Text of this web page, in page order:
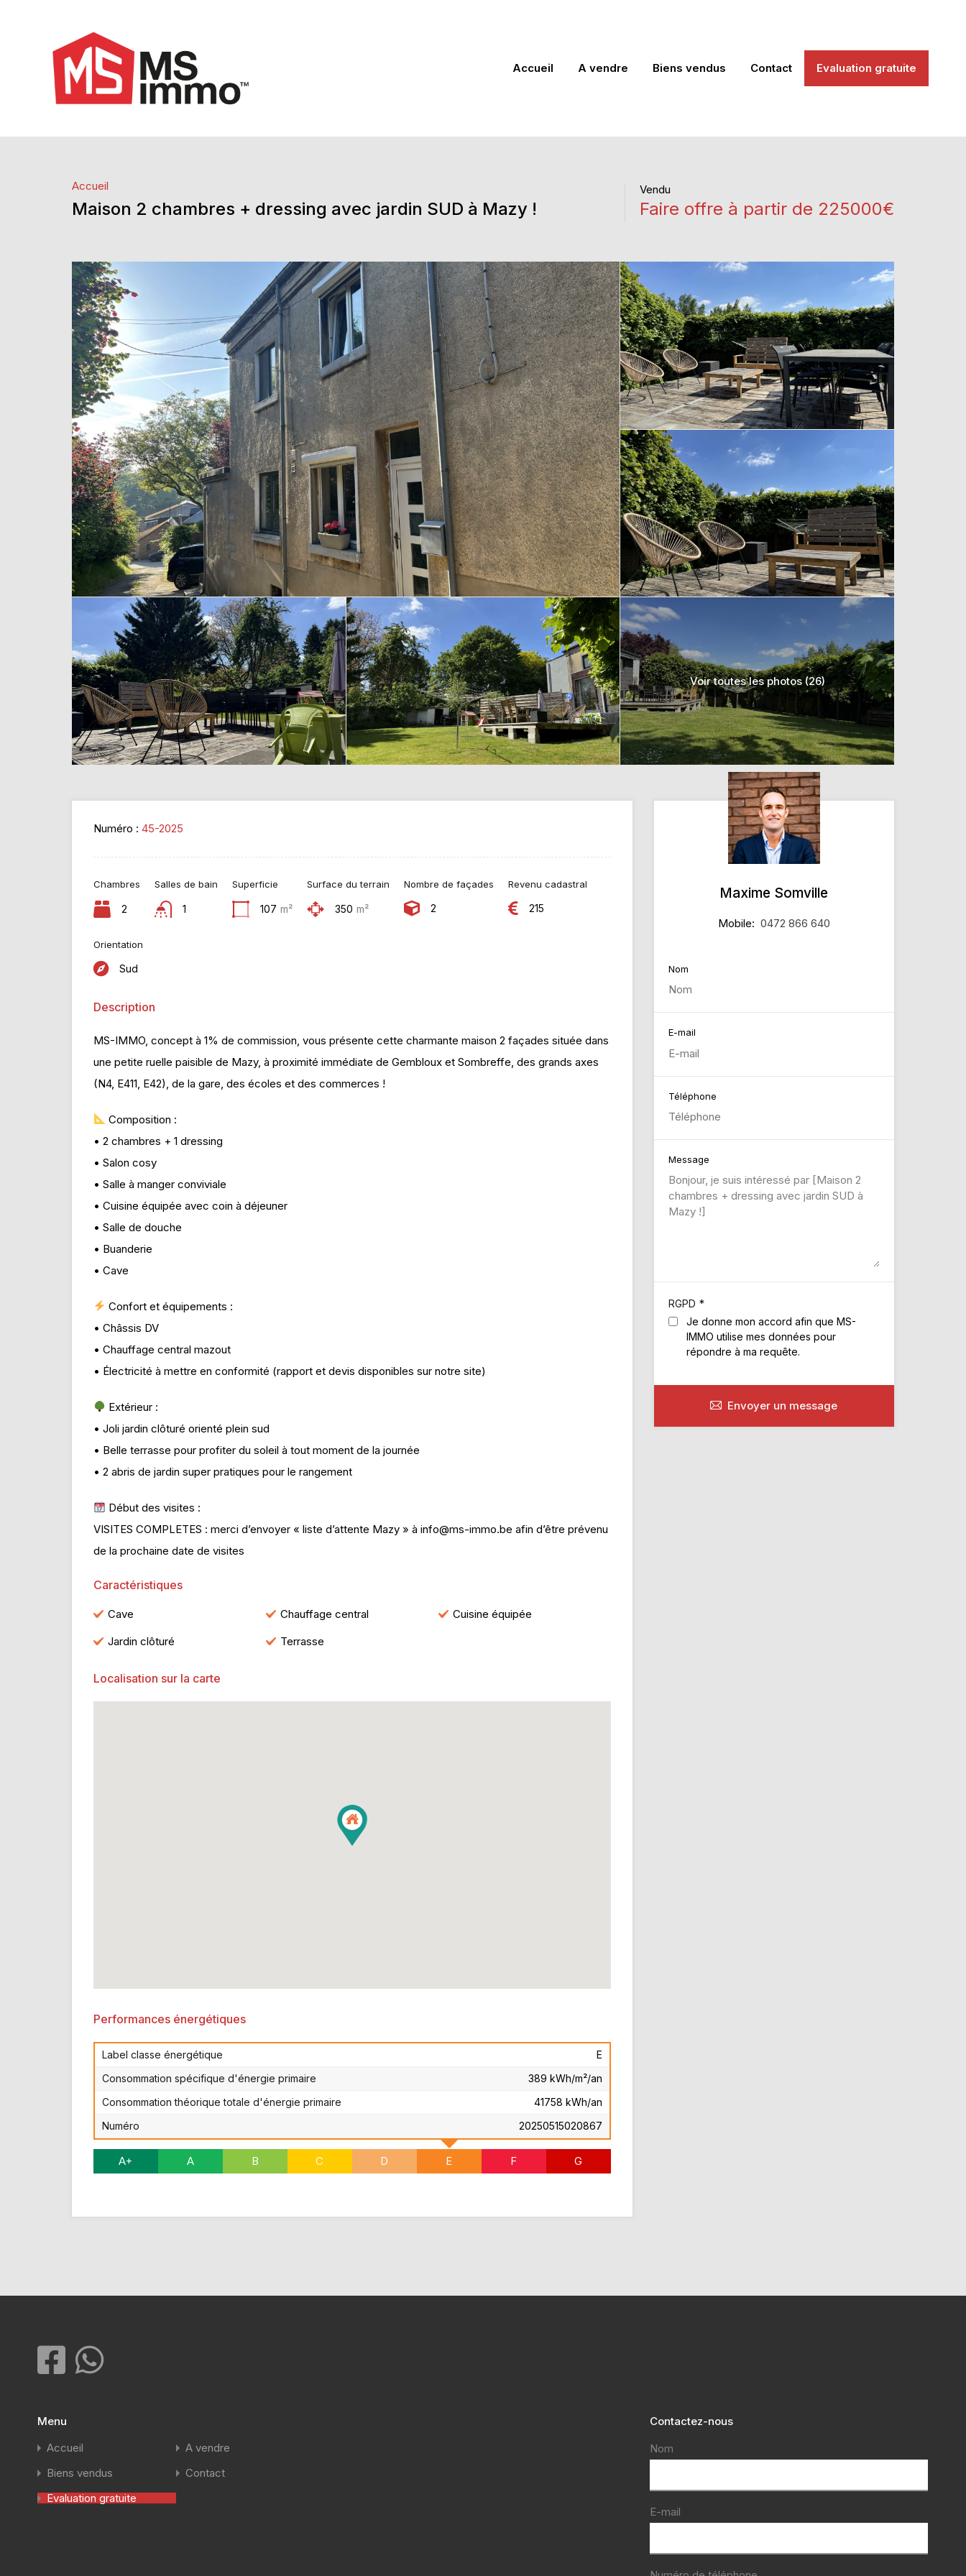
Accueil A vendre Biens vendus Contact Evaluation gratuite
Accueil
Maison 2 chambres + dressing avec jardin SUD à Mazy !
Vendu
Faire offre à partir de 225000€
Voir toutes les photos (26)
Numéro : 45-2025
Chambres
2
Salles de bain
1
Superficie
107 m²
Surface du terrain
350 m²
Nombre de façades
2
Revenu cadastral
215
Orientation
Sud
Description
MS-IMMO, concept à 1% de commission, vous présente cette charmante maison 2 façades située dans
une petite ruelle paisible de Mazy, à proximité immédiate de Gembloux et Sombreffe, des grands axes
(N4, E411, E42), de la gare, des écoles et des commerces !
Composition :
• 2 chambres + 1 dressing
• Salon cosy
• Salle à manger conviviale
• Cuisine équipée avec coin à déjeuner
• Salle de douche
• Buanderie
• Cave
Confort et équipements :
• Châssis DV
• Chauffage central mazout
• Électricité à mettre en conformité (rapport et devis disponibles sur notre site)
Extérieur :
• Joli jardin clôturé orienté plein sud
• Belle terrasse pour profiter du soleil à tout moment de la journée
• 2 abris de jardin super pratiques pour le rangement
Début des visites :
VISITES COMPLETES : merci d’envoyer « liste d’attente Mazy » à info@ms-immo.be afin d’être prévenu
de la prochaine date de visites
Caractéristiques
Cave Chauffage central
Cuisine équipée
Jardin clôturé
Terrasse
Localisation sur la carte
Performances énergétiques
Label classe énergétique
E
Consommation spécifique d'énergie primaire
389 kWh/m²/an
Consommation théorique totale d'énergie primaire
41758 kWh/an
Numéro
20250515020867
A+ A B C D E F G
Maxime Somville
Mobile: 0472 866 640
Nom
E-mail
Téléphone
Message
RGPD *
Je donne mon accord afin que MS-
IMMO utilise mes données pour
répondre à ma requête.
Envoyer un message
Menu
Accueil
A vendre
Biens vendus
Contact
Evaluation gratuite
Contactez-nous
Nom
E-mail